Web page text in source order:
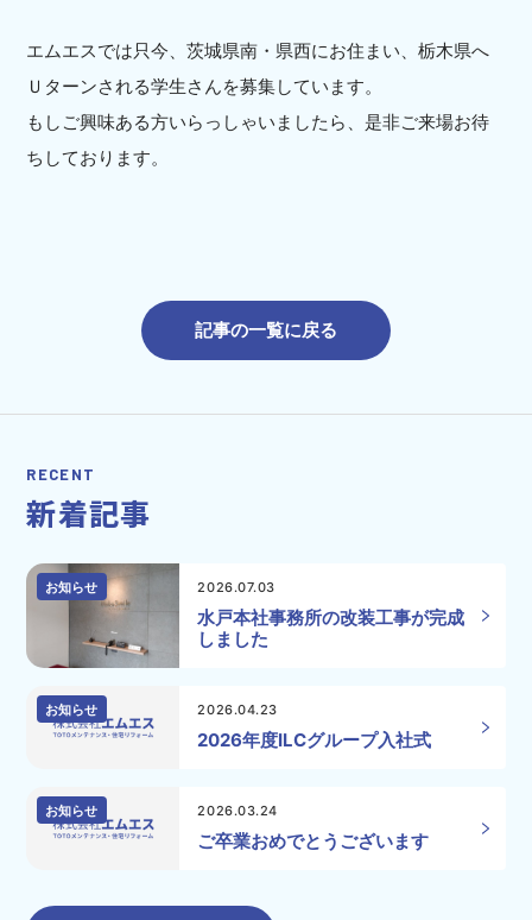
エムエスでは只今、茨城県南・県西にお住まい、栃木県へ
Ｕターンされる学生さんを募集しています。
もしご興味ある方いらっしゃいましたら、是非ご来場お待
ちしております。
記事の一覧に戻る
RECENT
新着記事
お知らせ 2026.07.03
水戸本社事務所の改装工事が完成
しました
お知らせ 2026.04.23
2026年度ILCグループ入社式
お知らせ 2026.03.24
ご卒業おめでとうございます